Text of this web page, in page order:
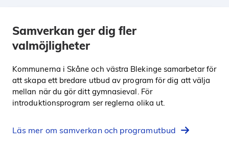
Samverkan ger dig fler
valmöjligheter
Kommunerna i Skåne och västra Blekinge samarbetar för
att skapa ett bredare utbud av program för dig att välja
mellan när du gör ditt gymnasieval. För
introduktionsprogram ser reglerna olika ut.
Läs mer om samverkan och programutbud